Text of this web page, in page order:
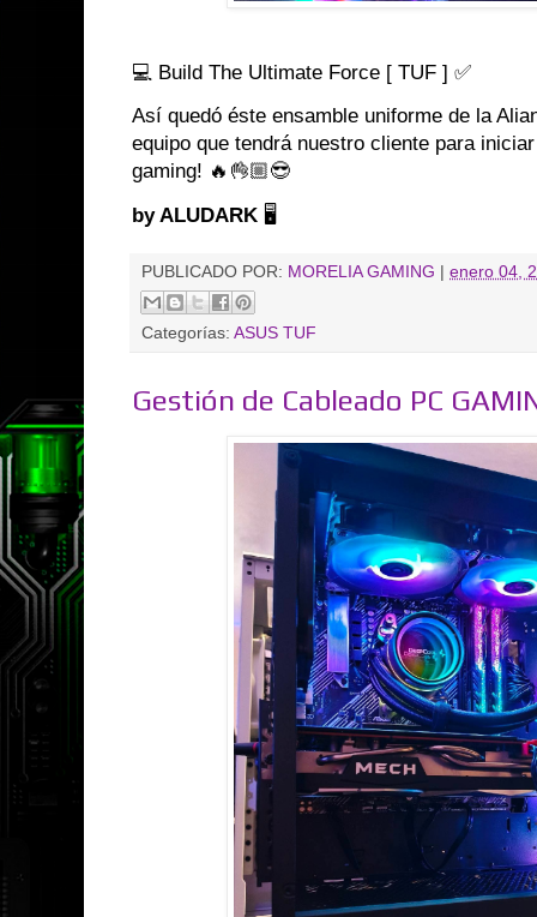
💻 Build The Ultimate Force [ TUF ] ✅
Así quedó éste ensamble uniforme de la
equipo que tendrá nuestro cliente para
gaming! 🔥👌🏼😎
by ALUDARK 🖥️
PUBLICADO POR: MORELIA GAMING | enero 04,
Categorías: ASUS TUF
Gestión de Cableado PC